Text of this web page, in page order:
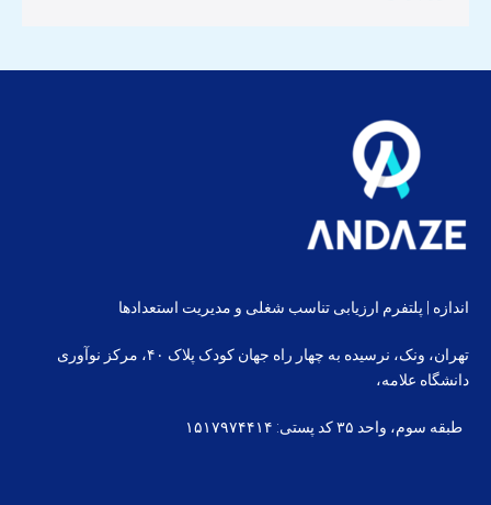
اندازه | پلتفرم ارزیابی تناسب شغلی و مدیریت استعدادها
تهران، ونک، نرسیده به چهار راه جهان کودک پلاک ۴۰، مرکز نوآوری
دانشگاه علامه،
طبقه سوم، واحد ۳۵ کد پستی: ۱۵۱۷۹۷۴۴۱۴